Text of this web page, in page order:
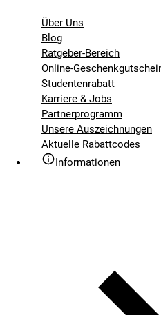
Über Uns
Blog
Ratgeber-Bereich
Online-
Studentenrabatt
Karriere & Jobs
Partnerprogramm
Unsere Auszeichnungen
Aktuelle Rabattcodes
Informationen